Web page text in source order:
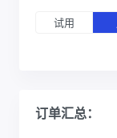
试用
订单汇总：